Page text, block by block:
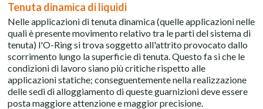
Tenuta dinamica di liquidi
Nelle applicazioni di tenuta dinamica (quelle applicazioni nelle
quali è presente movimento relativo tra le parti del sistema di
tenuta) l'O-Ring si trova soggetto all'attrito provocato dallo
scorrimento lungo la superficie di tenuta. Questo fa si che le
condizioni di lavoro siano più critiche rispetto alle
applicazioni statiche; conseguentemente nella realizzazione
delle sedi di alloggiamento di queste guarnizioni deve essere
posta maggiore attenzione e maggior precisione.